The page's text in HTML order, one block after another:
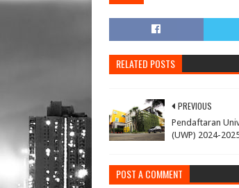
RELATED POSTS
PREVIOUS
Pendaftaran
(UWP) 2024-
POST A COMMENT